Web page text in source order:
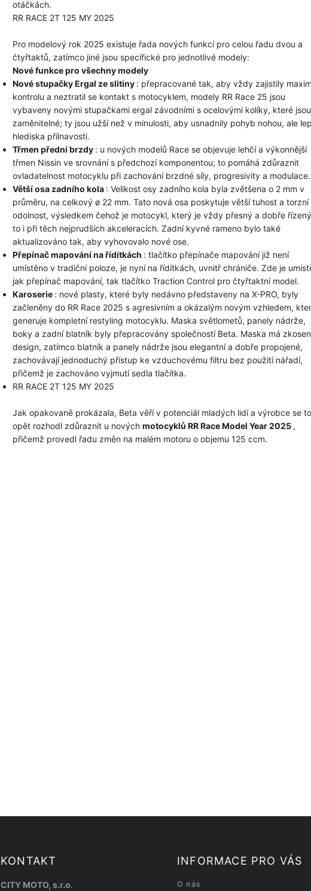
otáčkách.
RR RACE 2T 125 MY 2025
Pro modelový rok 2025 existuje řada nových funkcí pro celou řadu dvou a
čtyřtaktů, zatímco jiné jsou specifické pro jednotlivé modely:
Nové funkce pro všechny modely
Nové stupačky Ergal ze slitiny : přepracované tak, aby vždy zajistily
kontrolu a neztratil se kontakt s motocyklem, modely RR Race 25 jsou
vybaveny novými stupačkami ergal závodními s ocelovými kolíky, které jsou
zaměnitelné; ty jsou užší než v minulosti, aby usnadnily pohyb nohou, ale
hlediska přilnavosti.
Třmen přední brzdy : u nových modelů Race se objevuje lehčí a výkonnější
třmen Nissin ve srovnání s předchozí komponentou; to pomáhá zdůraznit
ovladatelnost motocyklu při zachování brzdné síly, progresivity a modulace.
Větší osa zadního kola : Velikost osy zadního kola byla zvětšena o 2 mm v
průměru, na celkový ø 22 mm. Tato nová osa poskytuje větší tuhost a torzní
odolnost, výsledkem čehož je motocykl, který je vždy přesný a dobře
to i při těch nejprudších akceleracích. Zadní kyvné rameno bylo také
aktualizováno tak, aby vyhovovalo nové ose.
Přepínač mapování na řídítkách : tlačítko přepínače mapování již není
umístěno v tradiční poloze, je nyní na řídítkách, uvnitř chrániče. Zde je
jak přepínač mapování, tak tlačítko Traction Control pro čtyřtaktní model.
Karoserie : nové plasty, které byly nedávno představeny na X-PRO, byly
začleněny do RR Race 2025 s agresivním a okázalým novým vzhledem,
generuje kompletní restyling motocyklu. Maska světlometů, panely nádrže,
boky a zadní blatník byly přepracovány společností Beta. Maska má
design, zatímco blatník a panely nádrže jsou elegantní a dobře propojené,
zachovávají jednoduchý přístup ke vzduchovému filtru bez použití nářadí,
přičemž je zachováno vyjmutí sedla tlačítka.
RR RACE 2T 125 MY 2025
Jak opakovaně prokázala, Beta věří v potenciál mladých lidí a výrobce se to
opět rozhodl zdůraznit u nových motocyklů RR Race Model Year 2025 ,
přičemž provedl řadu změn na malém motoru o objemu 125 ccm.
KONTAKT
CITY MOTO, s.r.o.
INFORMACE PRO VÁS
O nás